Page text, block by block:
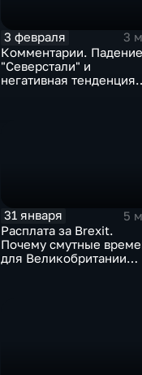
3 февраля
3
Комментарии. Падение
"Северстали" и
негативная тенденция
31 января
5
Расплата за Brexit.
Почему смутные
для Великобритании